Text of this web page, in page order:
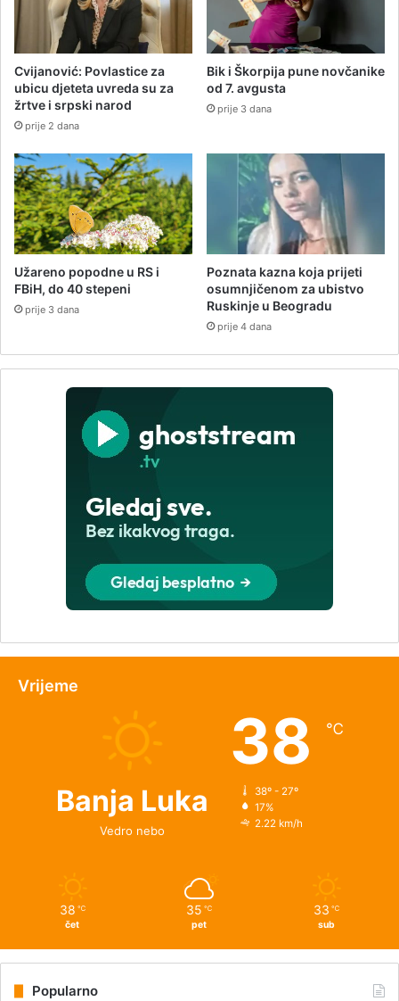
Cvijanović: Povlastice za
ubicu djeteta uvreda su za
žrtve i srpski narod
prije 2 dana
Bik i Škorpija pune novčanike
od 7. avgusta
prije 3 dana
Užareno popodne u RS i
FBiH, do 40 stepeni
prije 3 dana
Poznata kazna koja prijeti
osumnjičenom za ubistvo
Ruskinje u Beogradu
prije 4 dana
Vrijeme
Banja Luka
Vedro nebo
38 ℃
38º - 27º
17%
2.22 km/h
38 ℃
čet
35 ℃
pet
33 ℃
sub
Popularno